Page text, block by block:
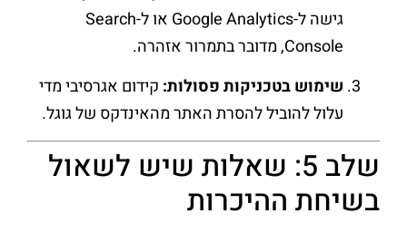
גישה ל-Google Analytics או ל-Search
Console, מדובר בתמרור אזהרה.
שימוש בטכניקות פסולות: קידום אגרסיבי מדי
עלול להוביל להסרת האתר מהאינדקס של גוגל.
שלב 5: שאלות שיש לשאול
בשיחת ההיכרות